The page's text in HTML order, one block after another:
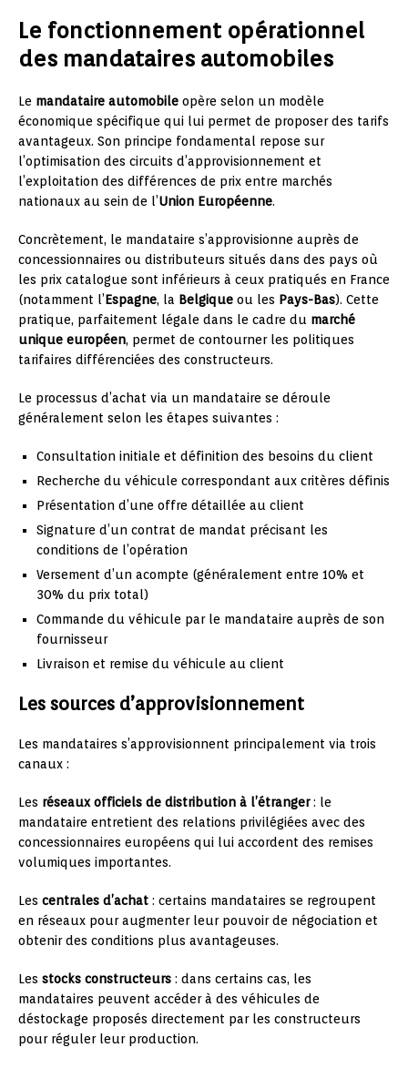
Le fonctionnement opérationnel
des mandataires automobiles
Le mandataire automobile opère selon un modèle
économique spécifique qui lui permet de proposer des tarifs
avantageux. Son principe fondamental repose sur
l’optimisation des circuits d’approvisionnement et
l’exploitation des différences de prix entre marchés
nationaux au sein de l’Union Européenne.
Concrètement, le mandataire s’approvisionne auprès de
concessionnaires ou distributeurs situés dans des pays où
les prix catalogue sont inférieurs à ceux pratiqués en France
(notamment l’Espagne, la Belgique ou les Pays-Bas). Cette
pratique, parfaitement légale dans le cadre du marché
unique européen, permet de contourner les politiques
tarifaires différenciées des constructeurs.
Le processus d’achat via un mandataire se déroule
généralement selon les étapes suivantes :
Consultation initiale et définition des besoins du client
Recherche du véhicule correspondant aux critères définis
Présentation d’une offre détaillée au client
Signature d’un contrat de mandat précisant les
conditions de l’opération
Versement d’un acompte (généralement entre 10% et
30% du prix total)
Commande du véhicule par le mandataire auprès de son
fournisseur
Livraison et remise du véhicule au client
Les sources d’approvisionnement
Les mandataires s’approvisionnent principalement via trois
canaux :
Les réseaux officiels de distribution à l’étranger: le
mandataire entretient des relations privilégiées avec des
concessionnaires européens qui lui accordent des remises
volumiques importantes.
Les centrales d’achat : certains mandataires se regroupent
en réseaux pour augmenter leur pouvoir de négociation et
obtenir des conditions plus avantageuses.
Les stocks constructeurs : dans certains cas, les
mandataires peuvent accéder à des véhicules de
déstockage proposés directement par les constructeurs
pour réguler leur production.